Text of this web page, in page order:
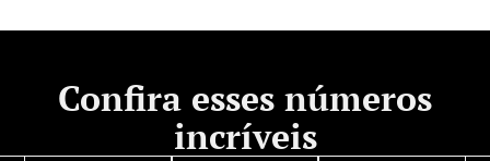
Confira esses números
incríveis